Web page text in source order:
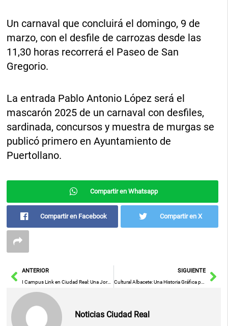
Un carnaval que concluirá el domingo, 9 de
marzo, con el desfile de carrozas desde las
11,30 horas recorrerá el Paseo de San
Gregorio.
La entrada Pablo Antonio López será el
mascarón 2025 de un carnaval con desfiles,
sardinada, concursos y muestra de murgas se
publicó primero en Ayuntamiento de
Puertollano.
Compartir en Whatsapp
Compartir en Facebook Compartir en X
AntANTERIOR
I Campus Link en Ciudad Real: Una Jornada de Convivencia Juvenil en Torno a la Música
SIGUIENTE
Noticias Ciudad Real